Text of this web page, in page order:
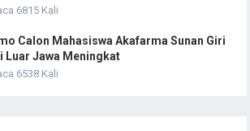
6815 Kali
Calon Mahasiswa Akafarma Sunan Giri
Luar Jawa Meningkat
6538 Kali